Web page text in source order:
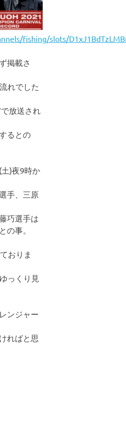
fishing/slots/
掲載さ
れでした
放送され
るとの
)夜9時か
手、三原
巧選手は
の事。
おりま
っくり見
ンジャー
ればと思